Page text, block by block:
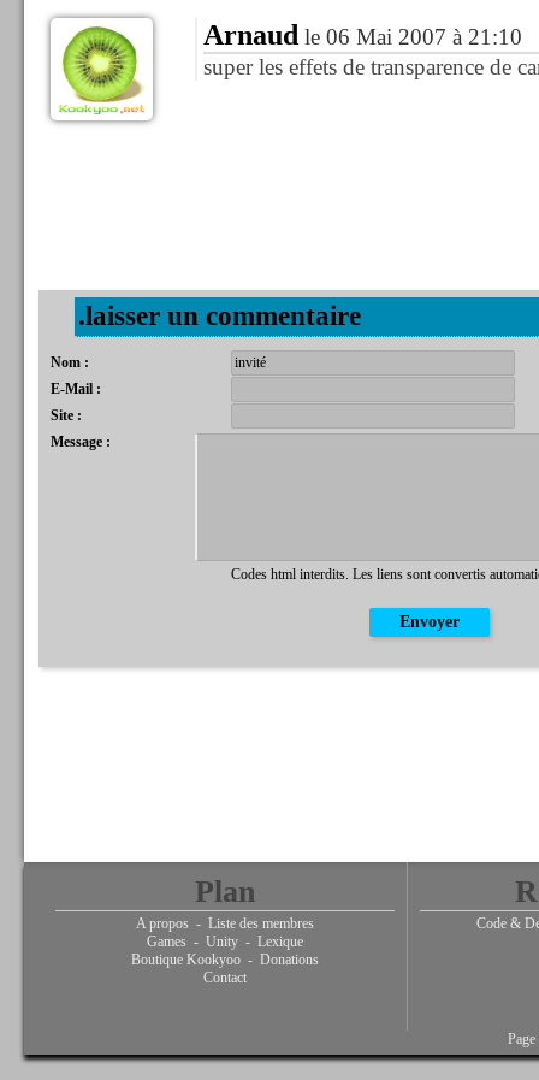
Arnaudle 06 Mai 2007 à 21:10
super les effets de transparence de
.laisser un commentaire
Nom :
E-Mail :
Site :
Message :
Codes html interdits. Les liens sont convertis
Plan
A propos - Liste des membres
Games - Unity - Lexique
Boutique Kookyoo - Donations
Contact
Code &